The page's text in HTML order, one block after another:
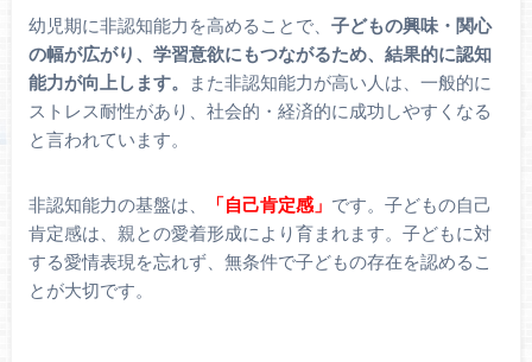
幼児期に非認知能力を高めることで、 子どもの興味・関心
の幅が広がり、学習意欲にもつながるため、結果的に認知
能力が向上します。
また非認知能力が高い人は、一般的に
ストレス耐性があり、社会的・経済的に成功しやすくなる
と言われています。
非認知能力の基盤は、 「自己肯定感」 です。子どもの自己
肯定感は、親との愛着形成により育まれます。子どもに対
する愛情表現を忘れず、無条件で子どもの存在を認めるこ
とが大切です。